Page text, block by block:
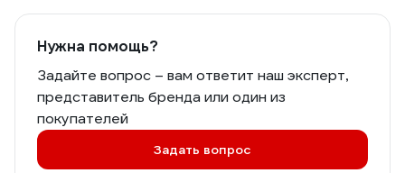
Нужна помощь?
Задайте вопрос – вам ответит наш эксперт,
представитель бренда или один из
покупателей
Задать вопрос